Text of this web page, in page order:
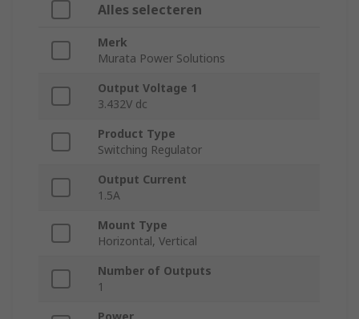
Alles selecteren
Merk
Murata Power Solutions
Output Voltage 1
3.432V dc
Product Type
Switching Regulator
Output Current
1.5A
Mount Type
Horizontal, Vertical
Number of Outputs
1